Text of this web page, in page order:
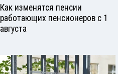
Как изменятся пенсии
работающих пенсионеров с 1
августа